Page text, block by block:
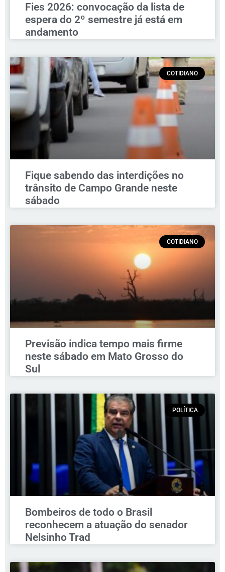
Fies 2026: convocação da lista de
espera do 2º semestre já está em
andamento
COTIDIANO
Fique sabendo das interdições no
trânsito de Campo Grande neste
sábado
COTIDIANO
Previsão indica tempo mais firme
neste sábado em Mato Grosso do
Sul
POLÍTICA
Bombeiros de todo o Brasil
reconhecem a atuação do senador
Nelsinho Trad